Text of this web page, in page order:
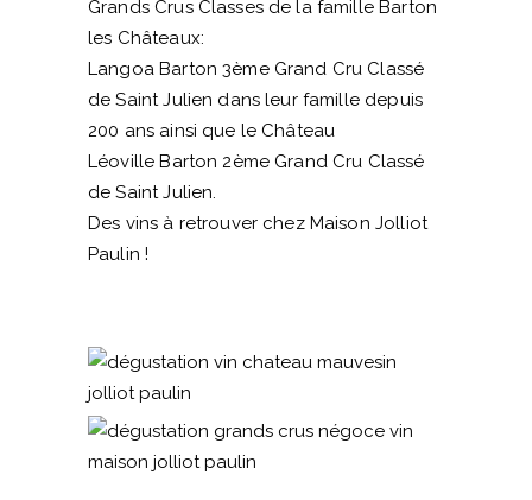
Grands Crus Classes de la famille Barton
les Châteaux:
Langoa Barton 3ème Grand Cru Classé
de Saint Julien dans leur famille depuis
200 ans ainsi que le Château
Léoville Barton 2ème Grand Cru Classé
de Saint Julien.
Des vins à retrouver chez Maison Jolliot
Paulin !